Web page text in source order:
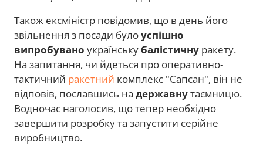
Також ексміністр повідомив, що в день його
звільнення з посади булоуспішно
випробувано українськубалістичну ракету.
На запитання, чи йдеться про оперативно-
тактичний ракетний комплекс "Сапсан", він не
відповів, пославшись на державнутаємницю.
Водночас наголосив, що тепер необхідно
завершити розробку та запустити серійне
виробництво.